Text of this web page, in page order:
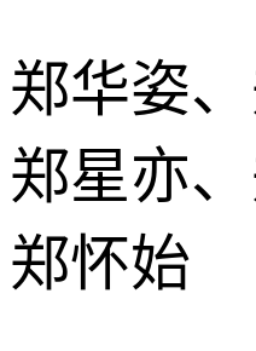
郑华姿、
郑星亦、
郑怀始